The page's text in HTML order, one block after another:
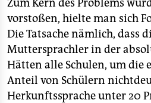
Zum Kern des Problems
vorstoßen, hielte man sich
Die Tatsache nämlich, dass
Muttersprachler in der
Hätten alle Schulen, um die
Anteil von Schülern
Herkunftssprache unter 20